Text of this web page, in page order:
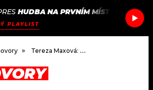
JAK
SEZNAM.CZ
HUDBA NA PRVNÍM MÍSTĚ
PLAYLIST
Tereza Maxová: Řídím se vlastním instinktem a pocitem, tak vznikla i moje nadace